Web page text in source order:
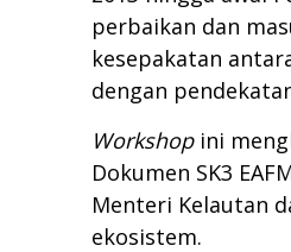
perbaikan dan
kesepakatan
dengan
Workshopini
Dokumen SK3
Menteri Kelautan
ekosistem.